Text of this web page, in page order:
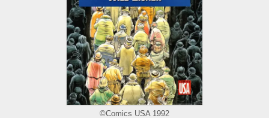
©Comics USA 1992